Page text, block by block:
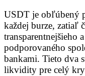
USDT je obľúbený
každej burze, zatiaľ
transparentnejšieho
podporovaného
bankami. Tieto dva
likvidity pre celý